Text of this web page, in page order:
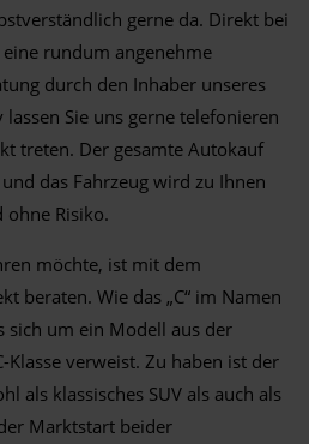
gerne da. Direkt bei
rundum angenehme
durch den Inhaber unseres
Sie uns gerne telefonieren
treten. Der gesamte Autokauf
das Fahrzeug wird zu Ihnen
ohne Risiko.
möchte, ist mit dem
beraten. Wie das „C“ im Namen
sich um ein Modell aus der
Klasse verweist. Zu haben ist der
als klassisches SUV als auch als
Marktstart beider